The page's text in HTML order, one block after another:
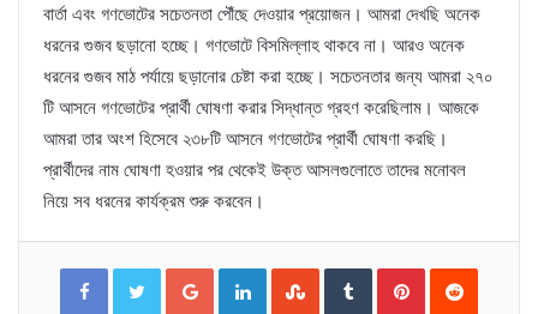
বার্তা এবং গণভোটের সচেতনতা পৌঁছে দেওয়ার প্রয়োজন। আমরা দেখছি অনেক
ধরনের গুজব ছড়ানো হচ্ছে। গণভোটে বিসমিল্লাহ থাকবে না। আরও অনেক
ধরনের গুজব মাঠ পর্যায়ে ছড়ানোর চেষ্টা করা হচ্ছে। সচেতনতার জন্য আমরা ২৭০
টি আসনে গণভোটের প্রার্থী ঘোষণা করার সিদ্ধান্ত গ্রহণ করেছিলাম। আজকে
আমরা তার অংশ হিসেবে ২৩৮টি আসনে গণভোটের প্রার্থী ঘোষণা করছি।
প্রার্থীদের নাম ঘোষণা হওয়ার পর থেকেই উক্ত আসলগুলোতে তাদের মনোবল
নিয়ে সব ধরনের কার্যক্রম শুরু করবেন।
FacebookTwitterGoogle+LinkedInStumbleUpon
TumblrPinterestReddit